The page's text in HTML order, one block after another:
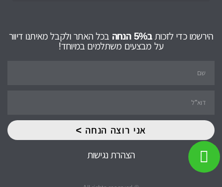
הירשמו כדי לזכותב5% הנחה
בכל האתר ולקבל מאיתנו דיוור
על מבצעים משתלמים במיוחד!
אני רוצה הנחה >
הצהרת נגישות